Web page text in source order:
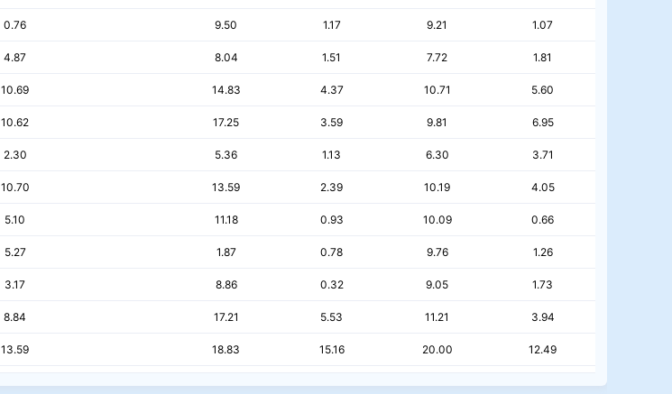
0.76 9.50 1.17 9.21 1.07
4.87 8.04 1.51 7.72 1.81
10.69 14.83 4.37 10.71 5.60
10.62 17.25 3.59 9.81 6.95
2.30 5.36 1.13 6.30 3.71
10.70 13.59 2.39 10.19 4.05
5.10 11.18 0.93 10.09 0.66
5.27 1.87 0.78 9.76 1.26
3.17 8.86 0.32 9.05 1.73
8.84 17.21 5.53 11.21 3.94
13.59 18.83 15.16 20.00 12.49